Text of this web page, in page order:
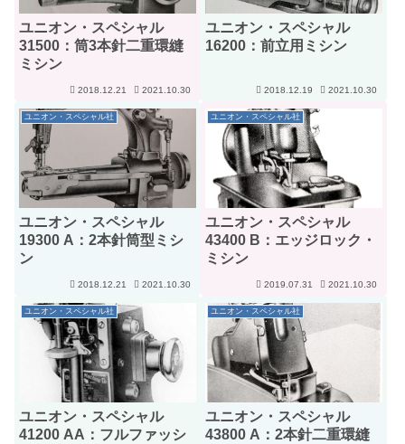
ユニオン・スペシャル
31500：筒3本針二重環縫
ミシン
2018.12.21 2021.10.30
ユニオン・スペシャル
16200：前立用ミシン
2018.12.19 2021.10.30
ユニオン・スペシャル社
ユニオン・スペシャル
19300 A：2本針筒型ミシ
ン
2018.12.21 2021.10.30
ユニオン・スペシャル社
ユニオン・スペシャル
43400 B：エッジロック・
ミシン
2019.07.31 2021.10.30
ユニオン・スペシャル社
ユニオン・スペシャル
41200 AA：フルファッシ
ユニオン・スペシャル社
ユニオン・スペシャル
43800 A：2本針二重環縫